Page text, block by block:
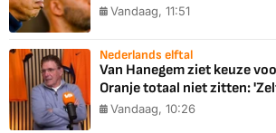
Vandaag, 11:51
Nederlands elftal
Van Hanegem ziet keuze
Oranje totaal niet zitten:
Vandaag, 10:26